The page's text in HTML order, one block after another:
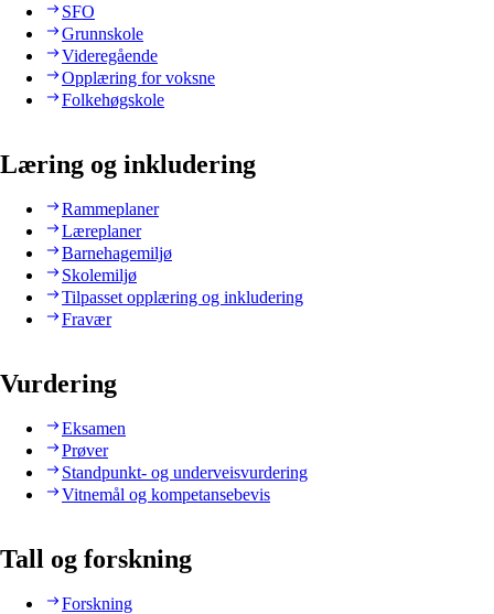
SFO
Grunnskole
Videregående
Opplæring for voksne
Folkehøgskole
Læring og inkludering
Rammeplaner
Læreplaner
Barnehagemiljø
Skolemiljø
Tilpasset opplæring og inkludering
Fravær
Vurdering
Eksamen
Prøver
Standpunkt- og underveisvurdering
Vitnemål og kompetansebevis
Tall og forskning
Forskning